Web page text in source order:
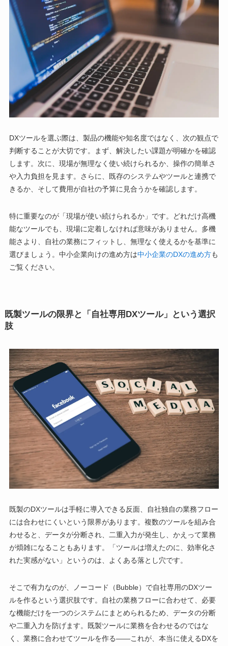
DXツールを選ぶ際は、製品の機能や知名度ではなく、次の観点で
判断することが大切です。まず、解決したい課題が明確かを確認
します。次に、現場が無理なく使い続けられるか、操作の簡単さ
や入力負担を見ます。さらに、既存のシステムやツールと連携で
きるか、そして費用が自社の予算に見合うかを確認します。
特に重要なのが「現場が使い続けられるか」です。どれだけ高機
能なツールでも、現場に定着しなければ意味がありません。多機
能さより、自社の業務にフィットし、無理なく使えるかを基準に
選びましょう。中小企業向けの進め方は中小企業のDXの進め方も
ご覧ください。
既製ツールの限界と「自社専用DXツール」という選択
肢
既製のDXツールは手軽に導入できる反面、自社独自の業務フロー
には合わせにくいという限界があります。複数のツールを組み合
わせると、データが分断され、二重入力が発生し、かえって業務
が煩雑になることもあります。「ツールは増えたのに、効率化さ
れた実感がない」というのは、よくある落とし穴です。
そこで有力なのが、ノーコード（Bubble）で自社専用のDXツー
ルを作るという選択肢です。自社の業務フローに合わせて、必要
な機能だけを一つのシステムにまとめられるため、データの分断
や二重入力を防げます。既製ツールに業務を合わせるのではな
く、業務に合わせてツールを作る——これが、本当に使えるDXを